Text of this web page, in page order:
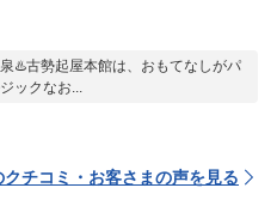
♨️古勢起屋本館は、おもてなしがパ
ックなお...
クチコミ・お客さまの声を見る